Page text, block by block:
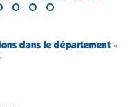
dans le département «